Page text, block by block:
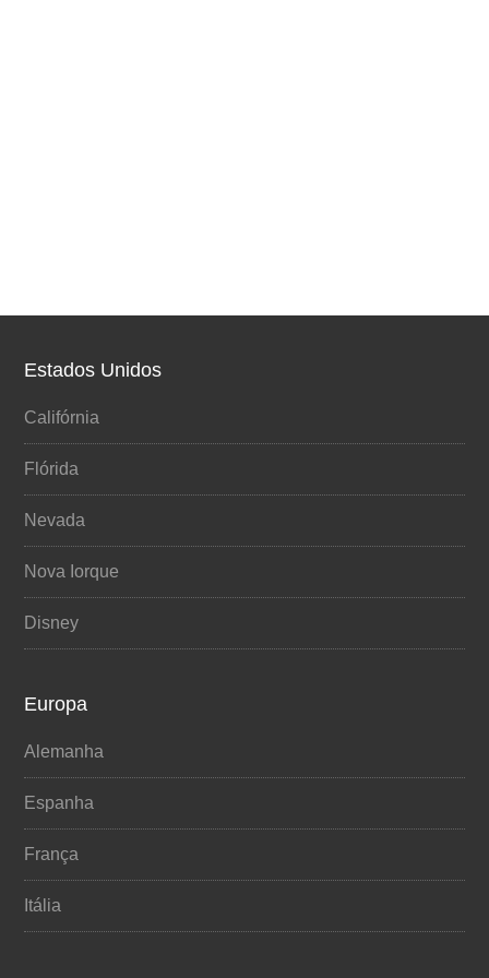
Estados Unidos
Califórnia
Flórida
Nevada
Nova Iorque
Disney
Europa
Alemanha
Espanha
França
Itália